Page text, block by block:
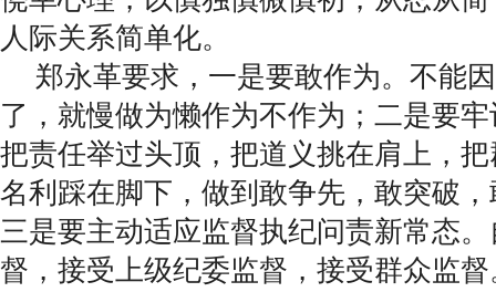
人际关系简单化。
郑永革要求，一是要敢作为。不能
了，就慢做为懒作为不作为；二是要
把责任举过头顶，把道义挑在肩上，
名利踩在脚下，做到敢争先，敢突破
三是要主动适应监督执纪问责新常态
督，接受上级纪委监督，接受群众监